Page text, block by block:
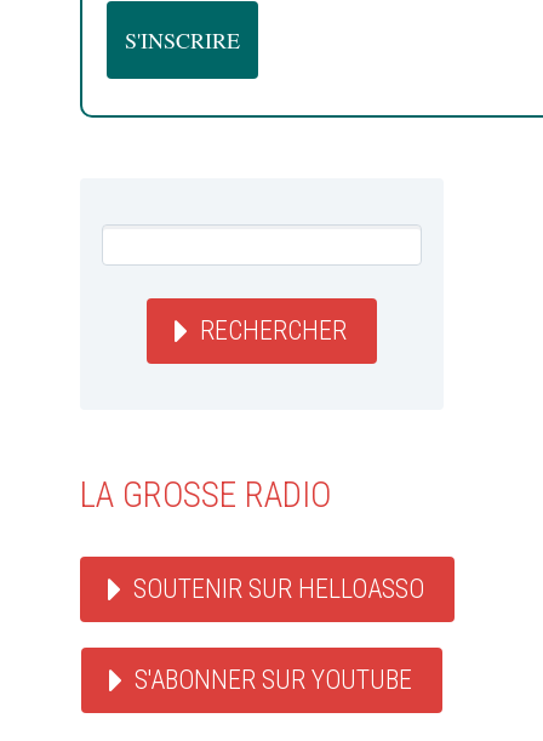
RECHERCHER
LA GROSSE RADIO
SOUTENIR SUR HELLOASSO
S'ABONNER SUR YOUTUBE